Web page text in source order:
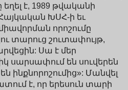
եղել է, 1989 թվականի
ԽՍՀ-ի եւ
որոշումը
տարուց շուտափույթ,
Սա է մեր
սարսափում են սուվերեն
ինքնորոշումից»: Մանվել
է, որ երեսուն տարի